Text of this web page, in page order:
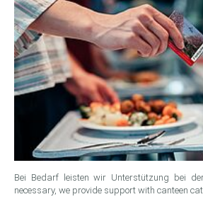
Bei Bedarf leisten wir Unterstützung bei
necessary, we provide support with canteen